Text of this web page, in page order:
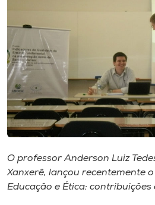
Biblioteca
Editora
Rádio
Unoesc
O professor Anderson Luiz
Xanxerê, lançou recentemente
Educação e Ética: contribuições